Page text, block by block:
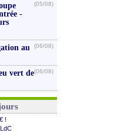
-
(05/08)
au
(06/08)
vert de(06/08)
!